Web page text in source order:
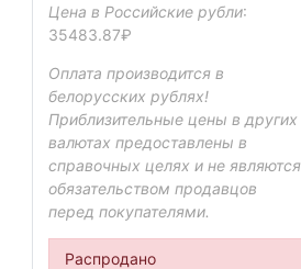
Цена в Российские рубли:
35483.87₽
Оплата производится в
белорусских рублях!
Приблизительные цены в других
валютах предоставлены в
справочных целях и не являются
обязательством продавцов
перед покупателями.
Распродано